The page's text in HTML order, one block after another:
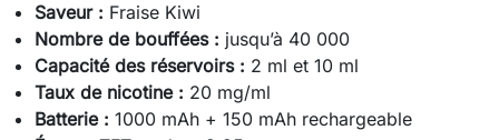
Saveur : Fraise Kiwi
Nombre de bouffées : jusqu’à 40 000
Capacité des réservoirs : 2 ml et 10 ml
Taux de nicotine : 20 mg/ml
Batterie : 1000 mAh + 150 mAh rechargeable